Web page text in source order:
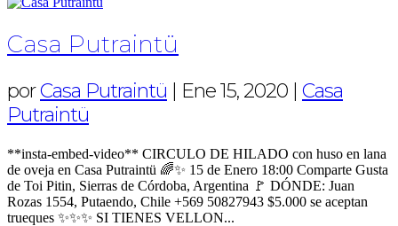
Casa Putraintü
porCasa Putraintü | Ene 15, 2020 | Casa
Putraintü
**insta-embed-video** CIRCULO DE HILADO con huso en lana
de oveja en Casa Putraintü 🌈✨ 15 de Enero 18:00 Comparte Gusta
de Toi Pitin, Sierras de Córdoba, Argentina 🚩 DÓNDE: Juan
Rozas 1554, Putaendo, Chile +569 50827943 $5.000 se aceptan
trueques ✨✨✨ SI TIENES VELLON...